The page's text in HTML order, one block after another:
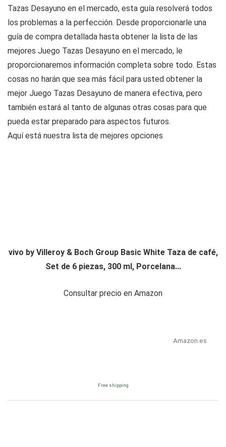
Tazas Desayuno en el mercado, esta guía resolverá todos
los problemas a la perfección. Desde proporcionarle una
guía de compra detallada hasta obtener la lista de las
mejores Juego Tazas Desayuno en el mercado, le
proporcionaremos información completa sobre todo. Estas
cosas no harán que sea más fácil para usted obtener la
mejor Juego Tazas Desayuno de manera efectiva, pero
también estará al tanto de algunas otras cosas para que
pueda estar preparado para aspectos futuros.
Aquí está nuestra lista de mejores opciones
vivo by Villeroy & Boch Group Basic White Taza de café,
Set de 6 piezas, 300 ml, Porcelana...
Consultar precio en Amazon
Amazon.es
Free shipping